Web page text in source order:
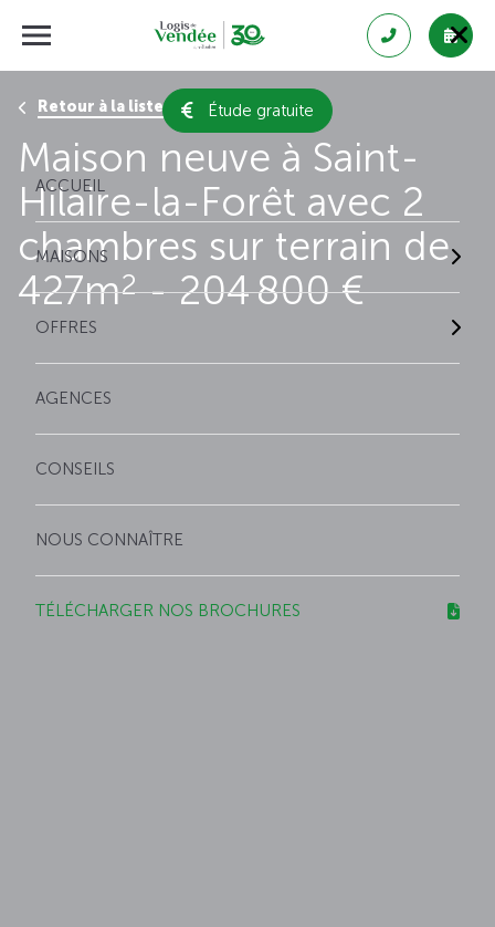
Étude gratuite
ACCUEIL
MAISONS
OFFRES
AGENCES
CONSEILS
NOUS CONNAÎTRE
TÉLÉCHARGER NOS BROCHURES
Retour à la liste des résultats
Maison neuve à Saint-
Hilaire-la-Forêt avec 2
chambres sur terrain de
427m2- 204 800 €